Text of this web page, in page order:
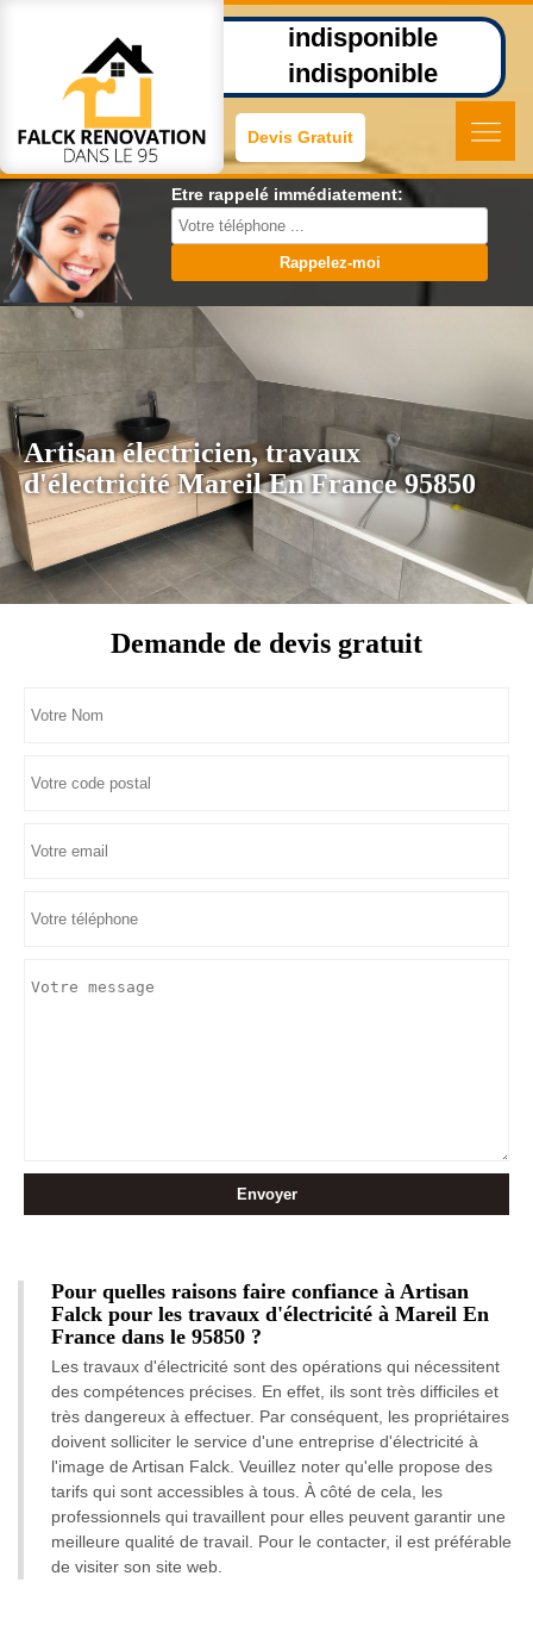
indisponible
indisponible
Devis Gratuit
Etre rappelé immédiatement:
Artisan électricien, travaux
d'électricité Mareil En France 95850
Demande de devis gratuit
Pour quelles raisons faire confiance à Artisan
Falck pour les travaux d'électricité à Mareil En
France dans le 95850 ?
Les travaux d'électricité sont des opérations qui nécessitent
des compétences précises. En effet, ils sont très difficiles et
très dangereux à effectuer. Par conséquent, les propriétaires
doivent solliciter le service d'une entreprise d'électricité à
l'image de Artisan Falck. Veuillez noter qu'elle propose des
tarifs qui sont accessibles à tous. À côté de cela, les
professionnels qui travaillent pour elles peuvent garantir une
meilleure qualité de travail. Pour le contacter, il est préférable
de visiter son site web.